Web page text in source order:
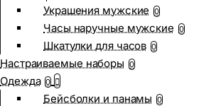
Украшения мужские 0
Часы наручные мужские 0
Шкатулки для часов 0
Настраиваемые наборы 0
Одежда 0
Бейсболки и панамы 0